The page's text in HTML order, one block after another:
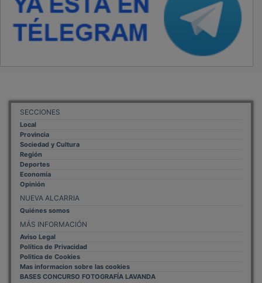
SECCIONES
Local
Provincia
Sociedad y Cultura
Región
Deportes
Economía
Opinión
NUEVA ALCARRIA
Quiénes somos
MÁS INFORMACIÓN
Aviso Legal
Política de Privacidad
Politica de Cookies
Mas informacion sobre las cookies
BASES CONCURSO FOTOGRAFÍA LAVANDA